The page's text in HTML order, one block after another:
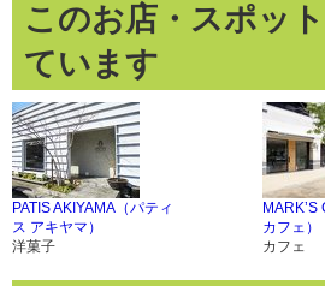
このお店・スポッ
ています
PATIS AKIYAMA（パティ
ス アキヤマ）
洋菓子
MARK’S
カフェ）
カフェ